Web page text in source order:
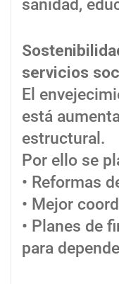
sanidad,
servicios
El
está
estructural.
Por ello se
• Reformas
• Mejor
• Planes de
para